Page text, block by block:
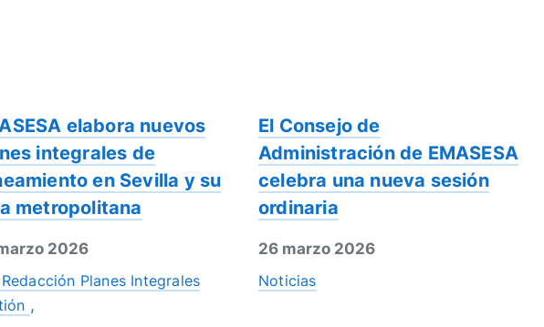
elabora nuevos
integrales de
en Sevilla y su
metropolitana
2026
Planes Integrales
El Consejo de
Administración de EMASESA
celebra una nueva sesión
ordinaria
26 marzo 2026
Noticias